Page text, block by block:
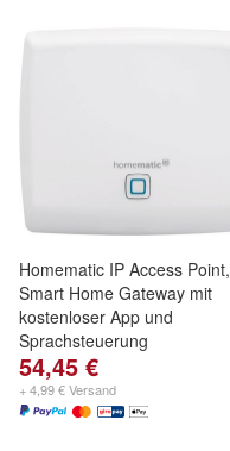
Homematic IP Access Point,
Smart Home Gateway mit
kostenloser App und
Sprachsteuerung
54,45 €
+ 4,99 € Versand